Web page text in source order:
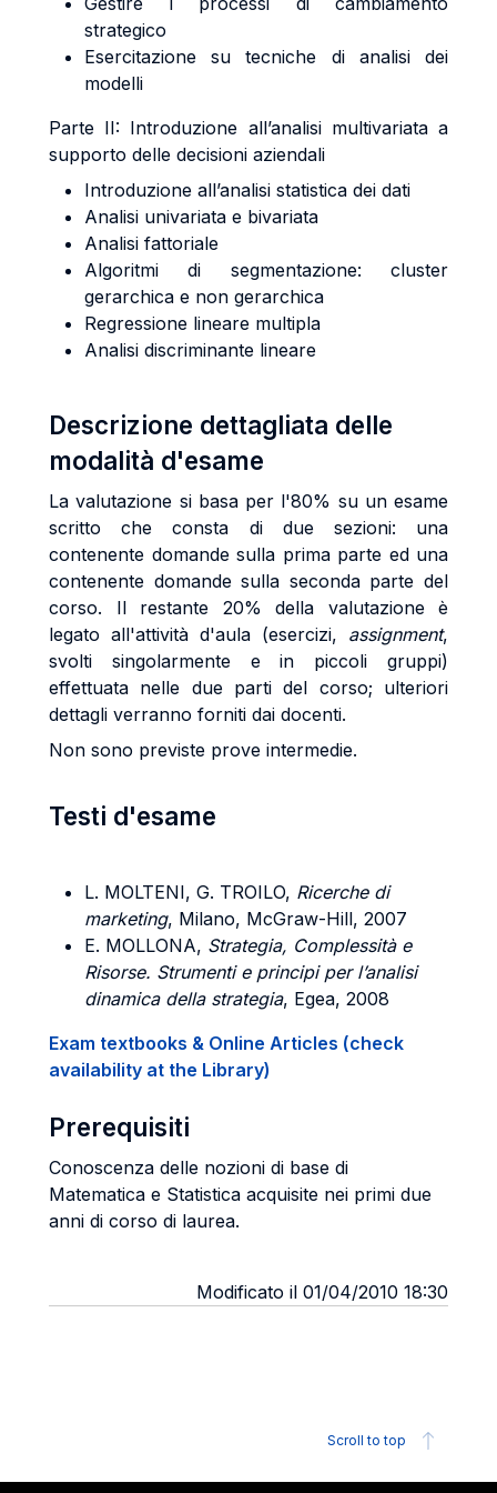
strategico
Esercitazione su tecniche di analisi dei
modelli
Parte II: Introduzione all’analisi multivariata a
supporto delle decisioni aziendali
Introduzione all’analisi statistica dei dati
Analisi univariata e bivariata
Analisi fattoriale
Algoritmi di segmentazione: cluster
gerarchica e non gerarchica
Regressione lineare multipla
Analisi discriminante lineare
Descrizione dettagliata delle
modalità d'esame
La valutazione si basa per l'80% su un esame
scritto che consta di due sezioni: una
contenente domande sulla prima parte ed una
contenente domande sulla seconda parte del
corso. Il restante 20% della valutazione è
legato all'attività d'aula (esercizi, assignment,
svolti singolarmente e in piccoli gruppi)
effettuata nelle due parti del corso; ulteriori
dettagli verranno forniti dai docenti.
Non sono previste prove intermedie.
Testi d'esame
L. MOLTENI, G. TROILO, Ricerche di
marketing, Milano, McGraw-Hill, 2007
E. MOLLONA, Strategia, Complessità e
Risorse. Strumenti e principi per l’analisi
dinamica della strategia, Egea, 2008
Exam textbooks & Online Articles (check
availability at the Library)
Prerequisiti
Conoscenza delle nozioni di base di
Matematica e Statistica acquisite nei primi due
anni di corso di laurea.
Modificato il 01/04/2010 18:30
Scroll to top